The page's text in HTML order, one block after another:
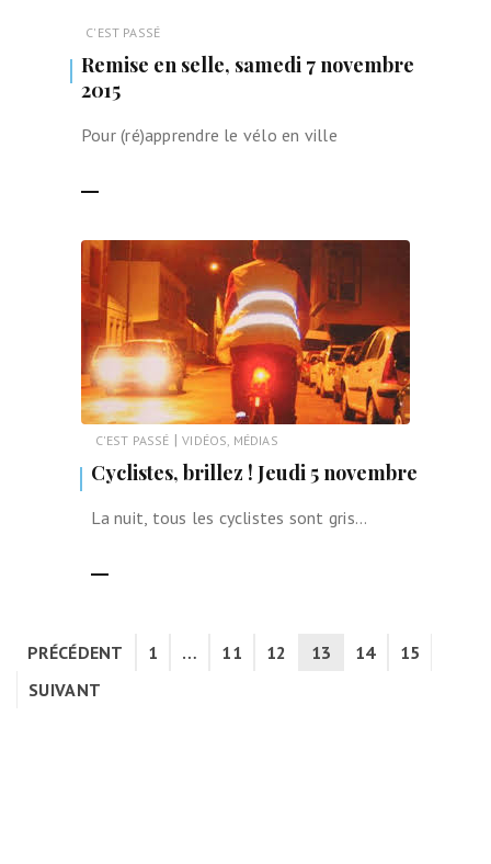
C'EST PASSÉ
Remise en selle, samedi 7 novembre
2015
Pour (ré)apprendre le vélo en ville
C'EST PASSÉ | VIDÉOS, MÉDIAS
Cyclistes, brillez ! Jeudi 5 novembre
La nuit, tous les cyclistes sont gris…
PRÉCÉDENT 1 … 11 12 13 14
15
SUIVANT